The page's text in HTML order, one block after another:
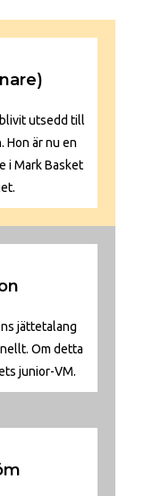
utsedd till
Hon är nu en
i Mark Basket
jättetalang
Om detta
junior-VM.